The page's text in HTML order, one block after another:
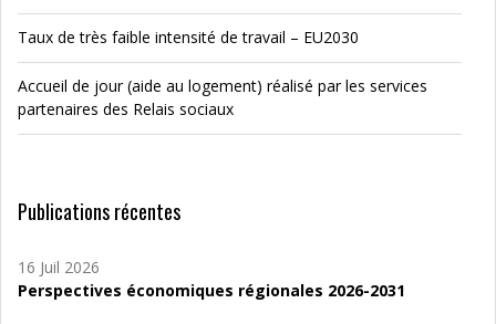
Taux de très faible intensité de travail – EU2030
Accueil de jour (aide au logement) réalisé par les services
partenaires des Relais sociaux
Publications récentes
16 Juil 2026
Perspectives économiques régionales 2026-2031